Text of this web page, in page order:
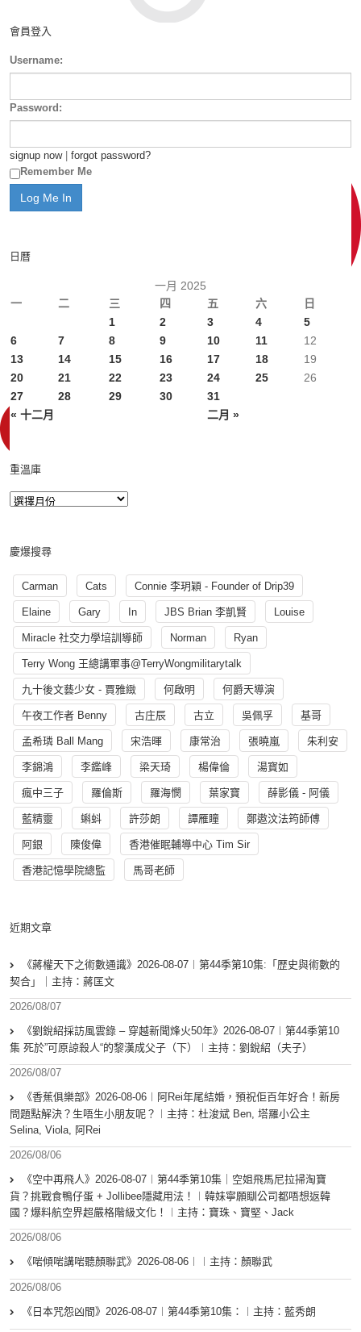
會員登入
Username:
Password:
signup now| forgot password?
Remember Me
日曆
一月 2025
一
二 三 四 五 六 日
« 十二月 二月 »
1 2 3 4
5
6
7 8 9 10 11
12
13
14 15 16 17 18
19
20
21 22 23 24 25
26
27
28 29 30 31
重溫庫
慶爆搜尋
Carman Cats Connie 李玥穎 - Founder of Drip39
Elaine Gary In JBS Brian 李凱賢 Louise
Miracle 社交力學培訓導師 Norman Ryan
Terry Wong 王總講軍事@TerryWongmilitarytalk
九十後文藝少女 - 賈雅緻 何啟明 何爵天導演
午夜工作者 Benny 古庄辰 古立 吳佩孚 基哥
孟希璘 Ball Mang 宋浩暉 康常治 張曉嵐 朱利安
李錦鴻 李鑑峰 梁天琦 楊偉倫 湯寳如
瘋中三子 羅倫斯 羅海憫 葉家寶 薛影儀 - 阿儀
藍精靈 蝌蚪 許莎朗 譚雁瞳 鄭遨汶法筠師傅
阿銀 陳俊偉 香港催眠輔導中心 Tim Sir
香港記憶學院總監 馬哥老師
近期文章
《蔣權天下之術數通識》2026-08-07︱第44季第10集:「歴史與術數的
契合」｜主持：蔣匡文
2026/08/07
《劉銳紹採訪風雲錄 – 穿越新聞烽火50年》2026-08-07︱第44季第10
集 死於”可原諒殺人“的黎漢成父子（下）︱主持：劉銳紹（夫子）
2026/08/07
《香蕉俱樂部》2026-08-06︱阿Rei年尾結婚，預祝佢百年好合！新房
問題點解決？生唔生小朋友呢？︱主持：杜浚斌 Ben, 塔羅小公主
Selina, Viola, 阿Rei
2026/08/06
《空中再飛人》2026-08-07︱第44季第10集｜空姐飛馬尼拉掃淘寶
貨？挑戰食鴨仔蛋 + Jollibee隱藏用法！︱韓妹寧願瞓公司都唔想返韓
國？爆料航空界超嚴格階級文化！︱主持：寶珠、寶堅、Jack
2026/08/06
《啱傾啱講啱聽顏聯武》2026-08-06︱︱主持：顏聯武
2026/08/06
《日本咒怨凶間》2026-08-07︱第44季第10集：︱主持：藍秀朗